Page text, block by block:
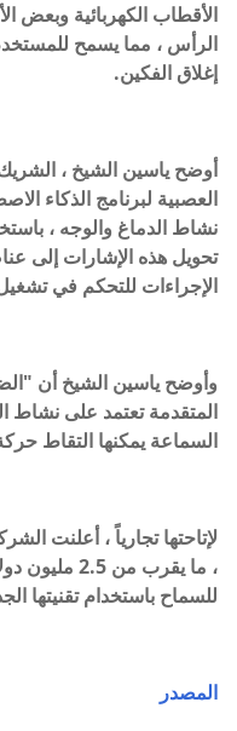
الأقطاب الكهربائية وبعض
الرأس ، مما يسمح
إغلاق الفكين.
العصبية لبرنامج الذكاء
نشاط الدماغ والوجه ،
تحويل هذه الإشارات إلى
الإجراءات للتحكم في
وأوضح ياسين الشيخ أن
المتقدمة تعتمد على
السماعة يمكنها التقاط
لإتاحتها تجارياً ، أعلنت
، ما يقرب
للسماح باستخدام تقنيتها
المصدر